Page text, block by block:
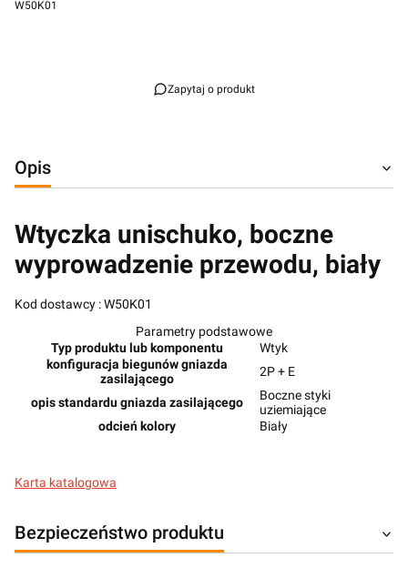
W50K01
Zapytaj o produkt
Opis
Wtyczka unischuko, boczne
wyprowadzenie przewodu, biały
Kod dostawcy : W50K01
Parametry podstawowe
Typ produktu lub komponentu
Wtyk
konfiguracja biegunów gniazda
zasilającego
2P + E
opis standardu gniazda zasilającego
Boczne styki
uziemiające
odcień kolory
Biały
Karta katalogowa
Bezpieczeństwo produktu